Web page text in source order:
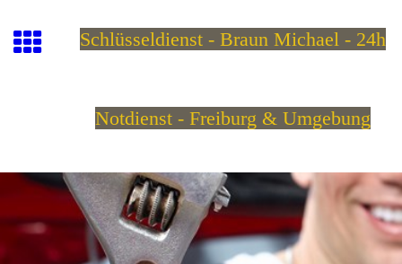
Schlüsseldienst - Braun Michael - 24h
Notdienst - Freiburg & Umgebung